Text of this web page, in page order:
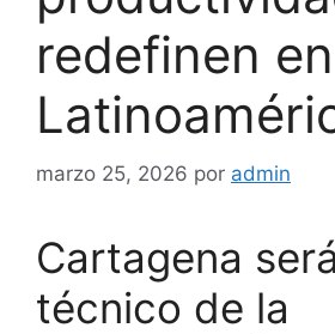
redefinen en
marzo 25, 2026 por admin
Cartagena
técnico de la